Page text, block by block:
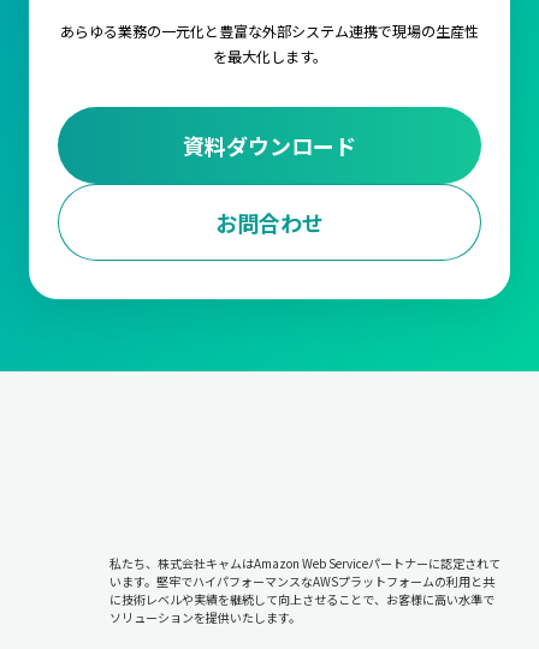
あらゆる業務の一元化と豊富な外部システム連携で現場の生産性
を最大化します。
資料ダウンロード
お問合わせ
私たち、株式会社キャムはAmazon Web Serviceパートナーに認定されて
います。堅牢でハイパフォーマンスなAWSプラットフォームの利用と共
に技術レベルや実績を継続して向上させることで、お客様に高い水準で
ソリューションを提供いたします。